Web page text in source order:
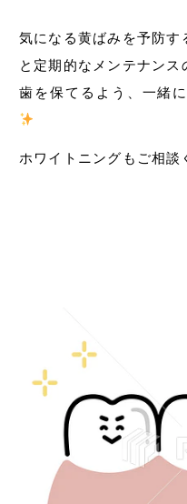
気になる黄ばみを予防す
と定期的なメンテナン
歯を保てるよう、一緒
ホワイトニングもご相談